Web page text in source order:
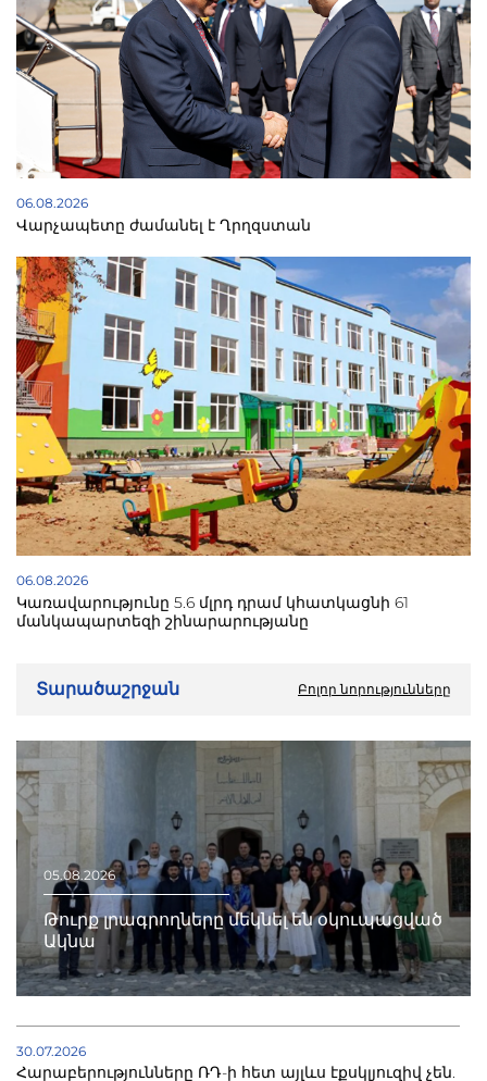
06.08.2026
Վարչապետը ժամանել է Ղրղզստան
06.08.2026
Կառավարությունը 5.6 մլրդ դրամ կհատկացնի 61
մանկապարտեզի շինարարությանը
Տարածաշրջան Բոլոր նորությունները
05.08.2026
Թուրք լրագրողները մեկնել են օկուպացված
Ակնա
30.07.2026
Հարաբերությունները ՌԴ-ի հետ այլևս էքսկլյուզիվ չեն.